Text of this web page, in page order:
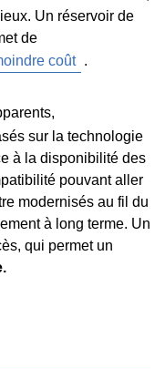
Un réservoir de
de
coût .
sur la technologie
à la disponibilité des
pouvant aller
modernisés au fil du
à long terme. Un
qui permet un